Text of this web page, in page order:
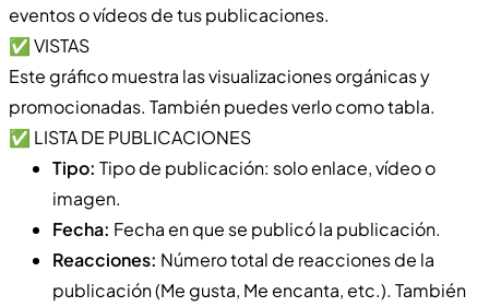
eventos o vídeos de tus publicaciones.
✅ VISTAS
Este gráfico muestra las visualizaciones orgánicas y
promocionadas. También puedes verlo como tabla.
✅ LISTA DE PUBLICACIONES
Tipo: Tipo de publicación: solo enlace, vídeo o
imagen.
Fecha: Fecha en que se publicó la publicación.
Reacciones: Número total de reacciones de la
publicación (Me gusta, Me encanta, etc.). También